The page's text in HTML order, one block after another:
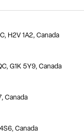
H2V 1A2, Canada
G1K 5Y9, Canada
Canada
Canada